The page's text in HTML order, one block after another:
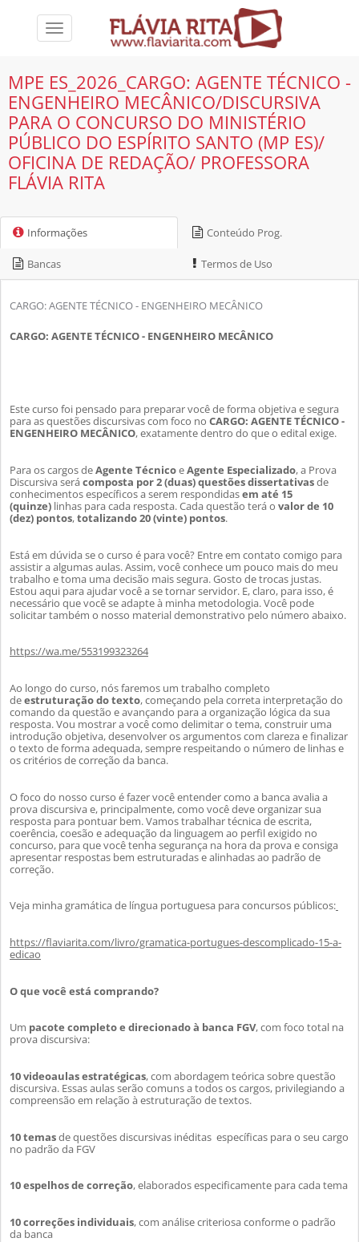
Toggle
MPE ES_2026_CARGO: AGENTE TÉCNICO -
ENGENHEIRO MECÂNICO/DISCURSIVA
PARA O CONCURSO DO MINISTÉRIO
PÚBLICO DO ESPÍRITO SANTO (MP ES)/
OFICINA DE REDAÇÃO/ PROFESSORA
FLÁVIA RITA
Informações Conteúdo Prog.
Bancas Termos de Uso
CARGO: AGENTE TÉCNICO - ENGENHEIRO MECÂNICO
CARGO: AGENTE TÉCNICO - ENGENHEIRO MECÂNICO
Este curso foi pensado para preparar você de forma objetiva e segura
para as questões discursivas com foco no CARGO: AGENTE TÉCNICO -
ENGENHEIRO MECÂNICO, exatamente dentro do que o edital exige.
Para os cargos deAgente TécnicoeAgente Especializado, a Prova
Discursiva serácomposta por 2 (duas) questões dissertativasde
conhecimentos específicos a serem respondidasem até 15
(quinze) linhas para cada resposta. Cada questão terá o valor de 10
(dez) pontos,totalizando 20 (vinte) pontos.
Está em dúvida se o curso é para você? Entre em contato comigo para
assistir a algumas aulas. Assim, você conhece um pouco mais do meu
trabalho etoma uma decisão mais segura. Gosto de trocas justas.
Estou aqui para ajudar você a se tornar servidor. E, claro, para isso, é
necessário que você se adapte à minha metodologia. Você pode
solicitar também o nosso material demonstrativo pelo número abaixo.
https://wa.me/553199323264
Ao longo do curso, nós faremos um trabalho completo
deestruturação do texto, começando pela correta interpretação do
comando da questão e avançando para a organização lógica da sua
resposta. Vou mostrar a você como delimitar o tema, construir uma
introdução objetiva, desenvolver os argumentos com clareza e finalizar
o texto de forma adequada, sempre respeitando o número de linhas e
os critérios de correção da banca.
O foco do nosso curso é fazer você entender como a banca avalia a
prova discursiva e, principalmente, como você deve organizar sua
resposta para pontuar bem. Vamos trabalhar técnica de escrita,
coerência, coesão e adequação da linguagem ao perfil exigido no
concurso, para que você tenha segurança na hora da prova e consiga
apresentar respostas bem estruturadas e alinhadas ao padrão de
correção.
Veja minha gramática de língua portuguesa para concursos públicos:
https://flaviarita.com/livro/gramatica-portugues-descomplicado-15-a-
edicao
O que você está comprando?
Um pacote completo e direcionado à banca FGV, com foco total na
prova discursiva:
10 videoaulas estratégicas, com abordagem teórica sobre questão
discursiva. Essas aulas serão comuns a todos os cargos, privilegiando a
compreensão em relação à estruturação de textos.
10 temasde questões discursivas inéditas específicas para o seu cargo
no padrão da FGV
10 espelhos de correção, elaborados especificamente para cada tema
10 correções individuais, com análise criteriosa conforme o padrão
da banca